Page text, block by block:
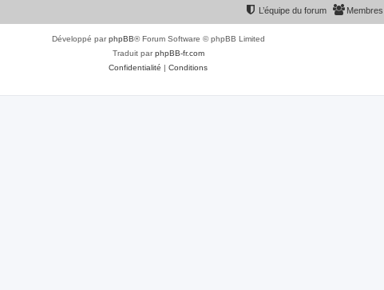
Membres
L’équipe du forum
Développé parphpBB® Forum Software © phpBB Limited
Traduit parphpBB-fr.com
Confidentialité | Conditions